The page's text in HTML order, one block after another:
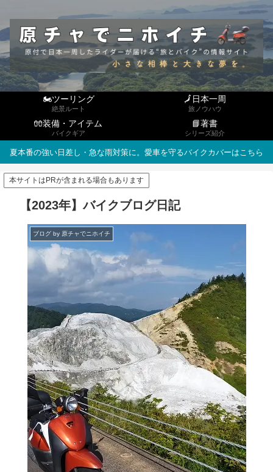
🏍ツーリング
絶景ルート
🗾日本一周
旅ノウハウ
🧤装備・アイテム
バイクギア
📘著書
シリーズ紹介
夏本番の強い日差し・急な雨対策に。愛車を守るバイクカバーはこちら
本サイトはPRが含まれる場合もあります
【2023年】バイクブログ日記
ブログ by 原チャでニホイチ